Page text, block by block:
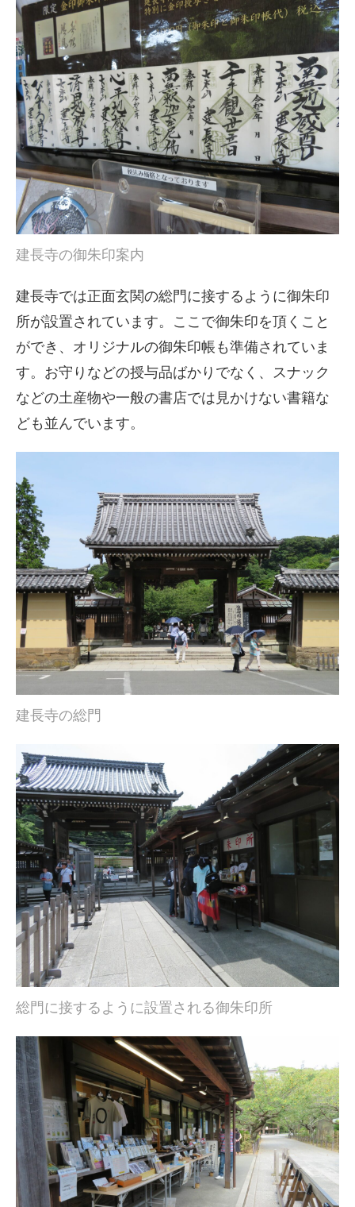
建長寺の御朱印案内
建長寺では正面玄関の総門に接するように御朱印
所が設置されています。ここで御朱印を頂くこと
ができ、オリジナルの御朱印帳も準備されていま
す。お守りなどの授与品ばかりでなく、スナック
などの土産物や一般の書店では見かけない書籍な
ども並んでいます。
建長寺の総門
総門に接するように設置される御朱印所